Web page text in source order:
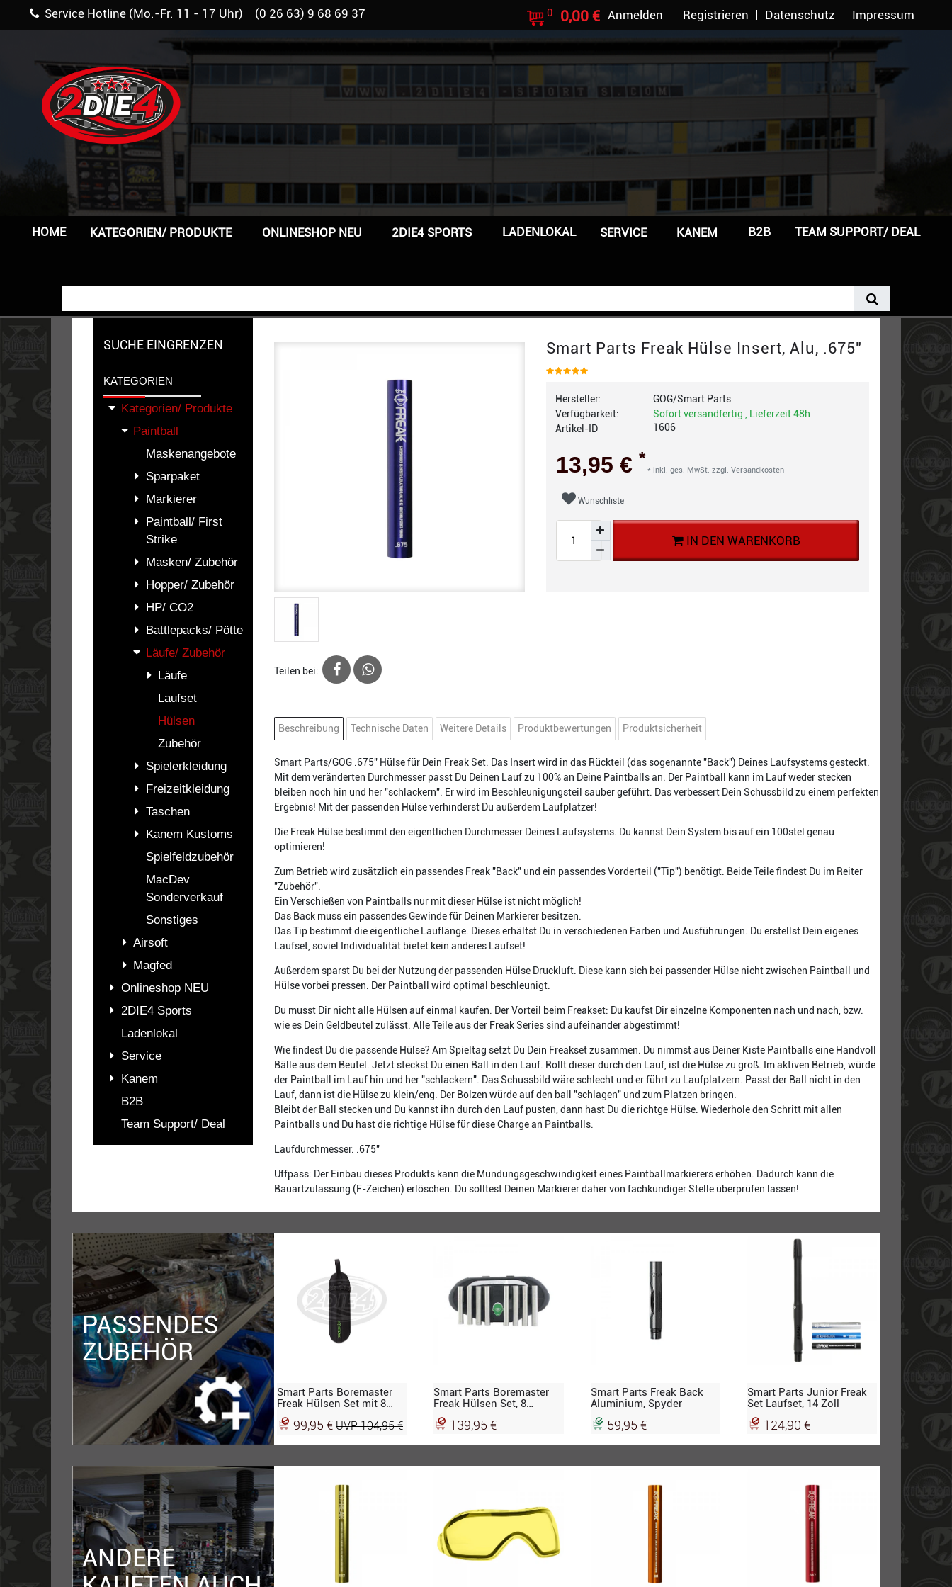
Service Hotline (Mo.-Fr. 11 - 17 Uhr) (0 26 63) 9 68 69 37 0 0,00 € Anmelden Registrieren Datenschutz Impressum
HOME KATEGORIEN/ PRODUKTE ONLINESHOP NEU 2DIE4 SPORTS LADENLOKAL SERVICE KANEM B2B TEAM SUPPORT/ DEAL
SUCHE EINGRENZEN
KATEGORIEN
Kategorien/ Produkte
Paintball
Maskenangebote
Sparpaket
Markierer
Paintball/ First
Strike
Masken/ Zubehör
Hopper/ Zubehör
HP/ CO2
Battlepacks/ Pötte
Läufe/ Zubehör
Läufe
Laufset
Hülsen
Zubehör
Spielerkleidung
Freizeitkleidung
Taschen
Kanem Kustoms
Spielfeldzubehör
MacDev
Sonderverkauf
Sonstiges
Airsoft
Magfed
Onlineshop NEU
2DIE4 Sports
Ladenlokal
Service
Kanem
B2B
Team Support/ Deal
Teilen bei:
Smart Parts Freak Hülse Insert, Alu, .675"
Hersteller:
Verfügbarkeit:
Artikel-ID
GOG/Smart Parts
Sofort versandfertig , Lieferzeit 48h
1606
13,95 € *
* inkl. ges. MwSt. zzgl. Versandkosten
Wunschliste
IN DEN WARENKORB
Beschreibung Technische Daten Weitere Details Produktbewertungen Produktsicherheit
Smart Parts/GOG .675" Hülse für Dein Freak Set. Das Insert wird in das Rückteil (das sogenannte "Back") Deines Laufsystems gesteckt.
Mit dem veränderten Durchmesser passt Du Deinen Lauf zu 100% an Deine Paintballs an. Der Paintball kann im Lauf weder stecken
bleiben noch hin und her "schlackern". Er wird im Beschleunigungsteil sauber geführt. Das verbessert Dein Schussbild zu einem perfekten
Ergebnis! Mit der passenden Hülse verhinderst Du außerdem Laufplatzer!
Die Freak Hülse bestimmt den eigentlichen Durchmesser Deines Laufsystems. Du kannst Dein System bis auf ein 100stel genau
optimieren!
Zum Betrieb wird zusätzlich ein passendes Freak "Back" und ein passendes Vorderteil ("Tip") benötigt. Beide Teile findest Du im Reiter
"Zubehör".
Ein Verschießen von Paintballs nur mit dieser Hülse ist nicht möglich!
Das Back muss ein passendes Gewinde für Deinen Markierer besitzen.
Das Tip bestimmt die eigentliche Lauflänge. Dieses erhältst Du in verschiedenen Farben und Ausführungen. Du erstellst Dein eigenes
Laufset, soviel Individualität bietet kein anderes Laufset!
Außerdem sparst Du bei der Nutzung der passenden Hülse Druckluft. Diese kann sich bei passender Hülse nicht zwischen Paintball und
Hülse vorbei pressen. Der Paintball wird optimal beschleunigt.
Du musst Dir nicht alle Hülsen auf einmal kaufen. Der Vorteil beim Freakset: Du kaufst Dir einzelne Komponenten nach und nach, bzw.
wie es Dein Geldbeutel zulässt. Alle Teile aus der Freak Series sind aufeinander abgestimmt!
Wie findest Du die passende Hülse? Am Spieltag setzt Du Dein Freakset zusammen. Du nimmst aus Deiner Kiste Paintballs eine Handvoll
Bälle aus dem Beutel. Jetzt steckst Du einen Ball in den Lauf. Rollt dieser durch den Lauf, ist die Hülse zu groß. Im aktiven Betrieb, würde
der Paintball im Lauf hin und her "schlackern". Das Schussbild wäre schlecht und er führt zu Laufplatzern. Passt der Ball nicht in den
Lauf, dann ist die Hülse zu klein/eng. Der Bolzen würde auf den ball "schlagen" und zum Platzen bringen.
Bleibt der Ball stecken und Du kannst ihn durch den Lauf pusten, dann hast Du die richtge Hülse. Wiederhole den Schritt mit allen
Paintballs und Du hast die richtige Hülse für diese Charge an Paintballs.
Laufdurchmesser: .675"
Uffpass: Der Einbau dieses Produkts kann die Mündungsgeschwindigkeit eines Paintballmarkierers erhöhen. Dadurch kann die
Bauartzulassung (F-Zeichen) erlöschen. Du solltest Deinen Markierer daher von fachkundiger Stelle überprüfen lassen!
PASSENDES
ZUBEHÖR
Smart Parts Boremaster
Freak Hülsen Set mit 8
Hülsen
99,95 € UVP 104,95 €
Smart Parts Boremaster
Freak Hülsen Set, 8
Hülsen und Koffer,
Edelstahl
139,95 €
Smart Parts Freak Back
Aluminium, Spyder
59,95 €
Smart Parts Junior Freak
Set Laufset, 14 Zoll
124,90 €
ANDERE